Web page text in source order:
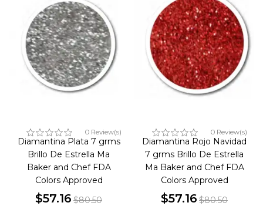
0 Review(s)
Diamantina Plata 7 grms
Brillo De Estrella Ma
Baker and Chef FDA
Colors Approved
$57.16 $80.50
0 Review(s)
Diamantina Rojo Navidad
7 grms Brillo De Estrella
Ma Baker and Chef FDA
Colors Approved
$57.16 $80.50